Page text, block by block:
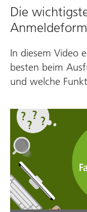
Die
In diesem Video
besten beim
und welche